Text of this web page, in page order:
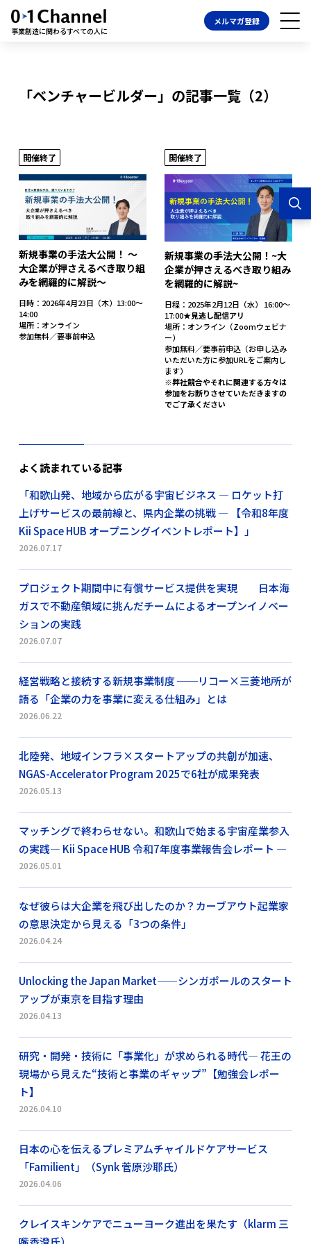
事業創造に関わるすべての人に
メルマガ登録
「ベンチャービルダー」の記事一覧（2）
開催終了
新規事業の手法大公開！ 〜
大企業が押さえるべき取り組
みを網羅的に解説〜
日時：2026年4月23日（木）13:00〜
14:00
場所：オンライン
参加無料／要事前申込
開催終了
新規事業の手法大公開！~大
企業が押さえるべき取り組み
を網羅的に解説~
日程：2025年2月12日（水） 16:00〜
17:00★見逃し配信アリ
場所：オンライン（Zoomウェビナ
ー）
参加無料／要事前申込（お申し込み
いただいた方に参加URLをご案内し
ます）
※弊社競合やそれに関連する方々は
参加をお断りさせていただきますの
でご了承ください
よく読まれている記事
「和歌山発、地域から広がる宇宙ビジネス ― ロケット打
上げサービスの最前線と、県内企業の挑戦 ― 【令和8年度
Kii Space HUB オープニングイベントレポート】」
2026.07.17
プロジェクト期間中に有償サービス提供を実現 日本海
ガスで不動産領域に挑んだチームによるオープンイノベー
ションの実践
2026.07.07
経営戦略と接続する新規事業制度 ──リコー×三菱地所が
語る「企業の力を事業に変える仕組み」とは
2026.06.22
北陸発、地域インフラ×スタートアップの共創が加速、
NGAS-Accelerator Program 2025で6社が成果発表
2026.05.13
マッチングで終わらせない。和歌山で始まる宇宙産業参入
の実践― Kii Space HUB 令和7年度事業報告会レポート ―
2026.05.01
なぜ彼らは大企業を飛び出したのか？カーブアウト起業家
の意思決定から見える「3つの条件」
2026.04.24
Unlocking the Japan Market——シンガポールのスタート
アップが東京を目指す理由
2026.04.13
研究・開発・技術に「事業化」が求められる時代― 花王の
現場から見えた“技術と事業のギャップ”【勉強会レポー
ト】
2026.04.10
日本の心を伝えるプレミアムチャイルドケアサービス
「Familient」（Synk 菅原沙耶氏）
2026.04.06
クレイスキンケアでニューヨーク進出を果たす（klarm 三